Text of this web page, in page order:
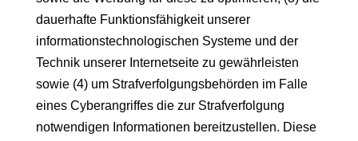
dauerhafte Funktionsfähigkeit unserer
informationstechnologischen Systeme und der
Technik unserer Internetseite zu gewährleisten
sowie (4) um Strafverfolgungsbehörden im Falle
eines Cyberangriffes die zur Strafverfolgung
notwendigen Informationen bereitzustellen. Diese